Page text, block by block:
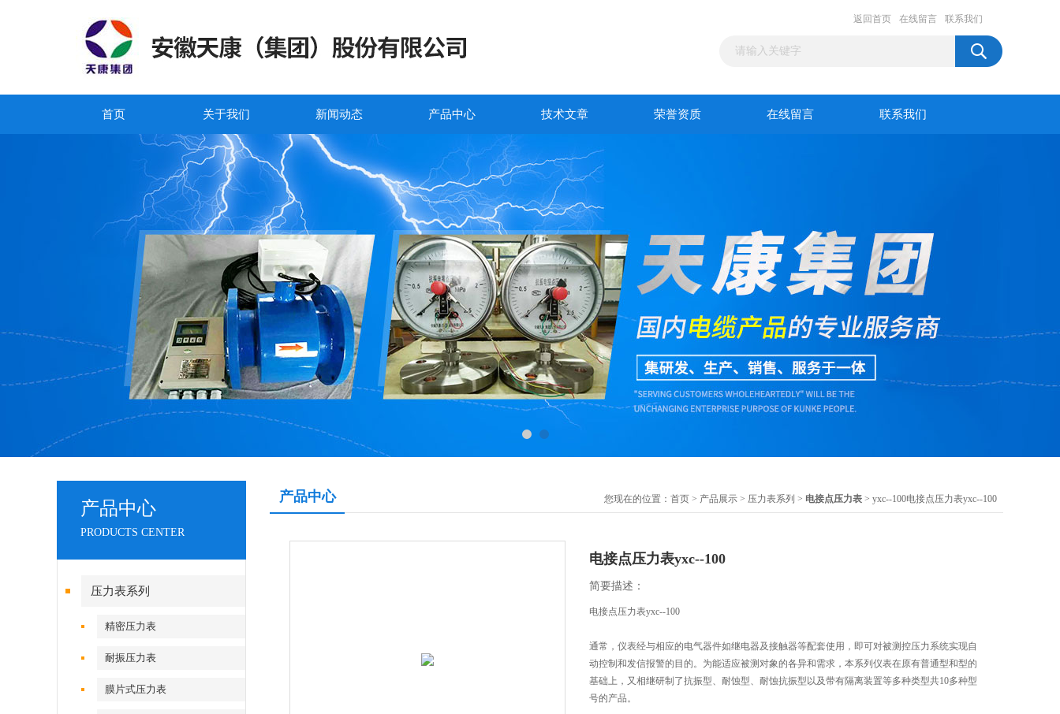
返回首页 在线留言 联系我们
首页 关于我们 新闻动态 产品中心 技术文章 荣誉资质 在线留言 联系我们
产品中心
PRODUCTS CENTER
压力表系列
精密压力表
耐振压力表
膜片式压力表
产品中心 您现在的位置： 首页 > 产品展示 > 压力表系列 > 电接点压力表 > yxc--100电接点压力表yxc--100
电接点压力表yxc--100
简要描述：
电接点压力表yxc--100
通常，仪表经与相应的电气器件如继电器及接触器等配套使用，即可对被测控压力系统实现自
动控制和发信报警的目的。为能适应被测对象的各异和需求，本系列仪表在原有普通型和型的
基础上，又相继研制了抗振型、耐蚀型、耐蚀抗振型以及带有隔离装置等多种类型共10多种型
号的产品。